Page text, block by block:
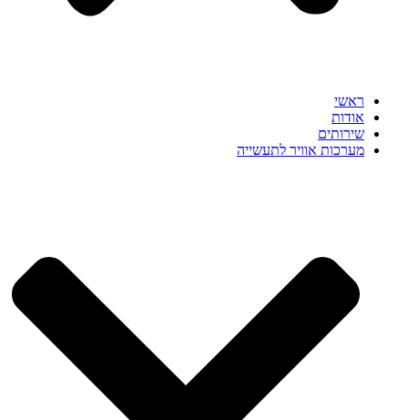
ראשי
אודות
שירותים
מערכות אוויר לתעשייה